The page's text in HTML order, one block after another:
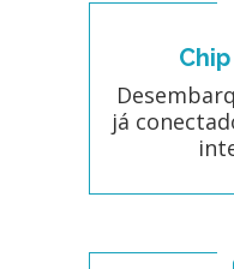
já